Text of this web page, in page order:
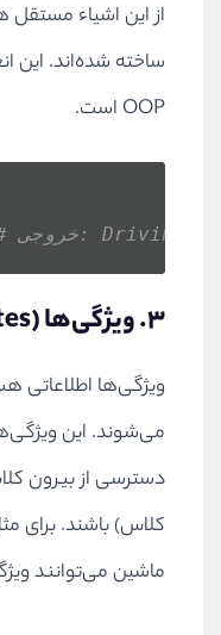
از این اشیاء
ساخته شده‌اند. این
OOP است.
# خروجی: Driving...
۳. ویژگی‌ها (Attributes)
ویژگی‌ها اطلاعاتی
می‌شوند. این
دسترسی از بیرون
کلاس) باشند. برای
ماشین می‌توانند